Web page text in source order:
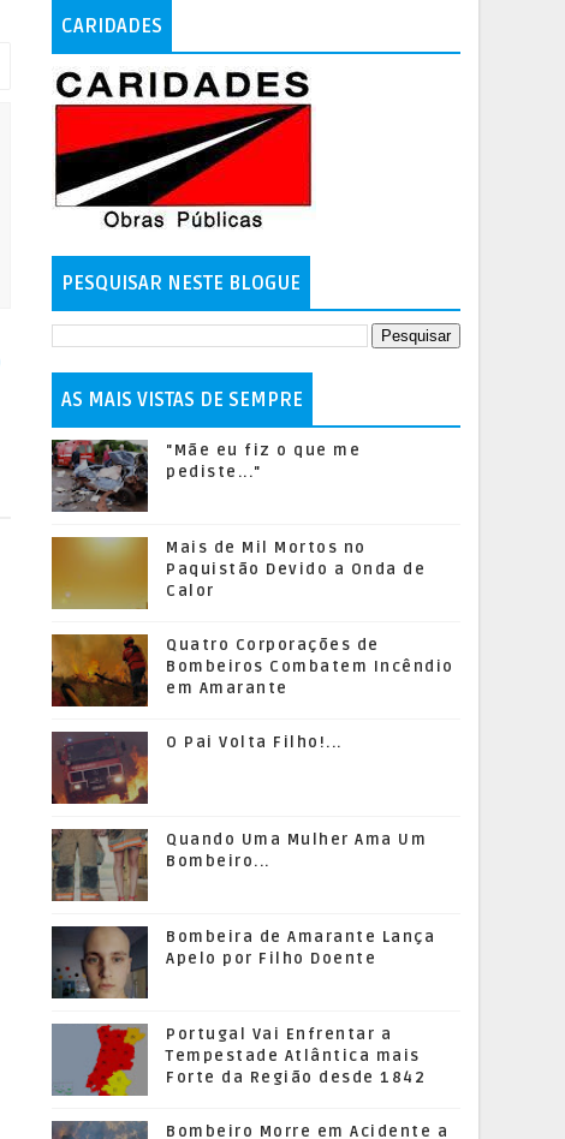
CARIDADES
PESQUISAR NESTE BLOGUE
AS MAIS VISTAS DE SEMPRE
"Mãe eu fiz o que me
pediste..."
Mais de Mil Mortos no
Paquistão Devido a Onda de
Calor
Quatro Corporações de
Bombeiros Combatem Incêndio
em Amarante
O Pai Volta Filho!...
Quando Uma Mulher Ama Um
Bombeiro...
Bombeira de Amarante Lança
Apelo por Filho Doente
Portugal Vai Enfrentar a
Tempestade Atlântica mais
Forte da Região desde 1842
Bombeiro Morre em Acidente a